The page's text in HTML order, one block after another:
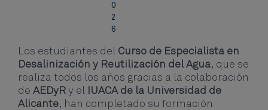
0
2
6
Los estudiantes del Curso de Especialista en
Desalinización y Reutilización del Agua, que se
realiza todos los años gracias a la colaboración
de AEDyR y el
IUACA de la Universidad de
Alicante, han completado su formación